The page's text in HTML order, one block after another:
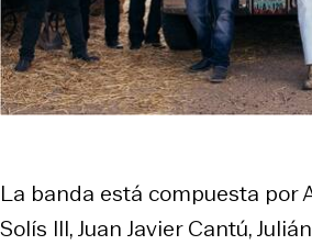
La banda está compuesta por
Solís III, Juan Javier Cantú,